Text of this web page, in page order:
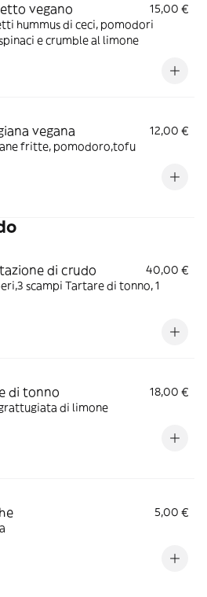
vegano
15,00 €
hummus di ceci, pomodori
e crumble al limone
vegana
12,00 €
fritte, pomodoro,tofu
di crudo
40,00 €
scampi Tartare di tonno, 1
di tonno
18,00 €
di limone
5,00 €